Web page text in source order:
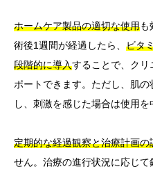
ホームケア製品の適切な使用も
術後1週間が経過したら、 ビタ
段階的に導入することで、クリ
ポートできます。ただし、肌
し、刺激を感じた場合は使用を
定期的な経過観察と治療計画の
せん。治療の進行状況に応じて